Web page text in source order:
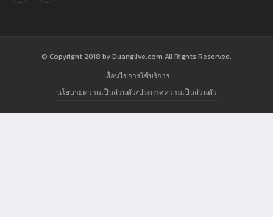
© Copyright 2018 by Duanglive.com All Rights Reserved.
เงื่อนไขการใช้บริการ
นโยบายความเป็นส่วนตัว/ประกาศความเป็นส่วนตัว